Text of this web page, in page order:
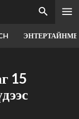
15